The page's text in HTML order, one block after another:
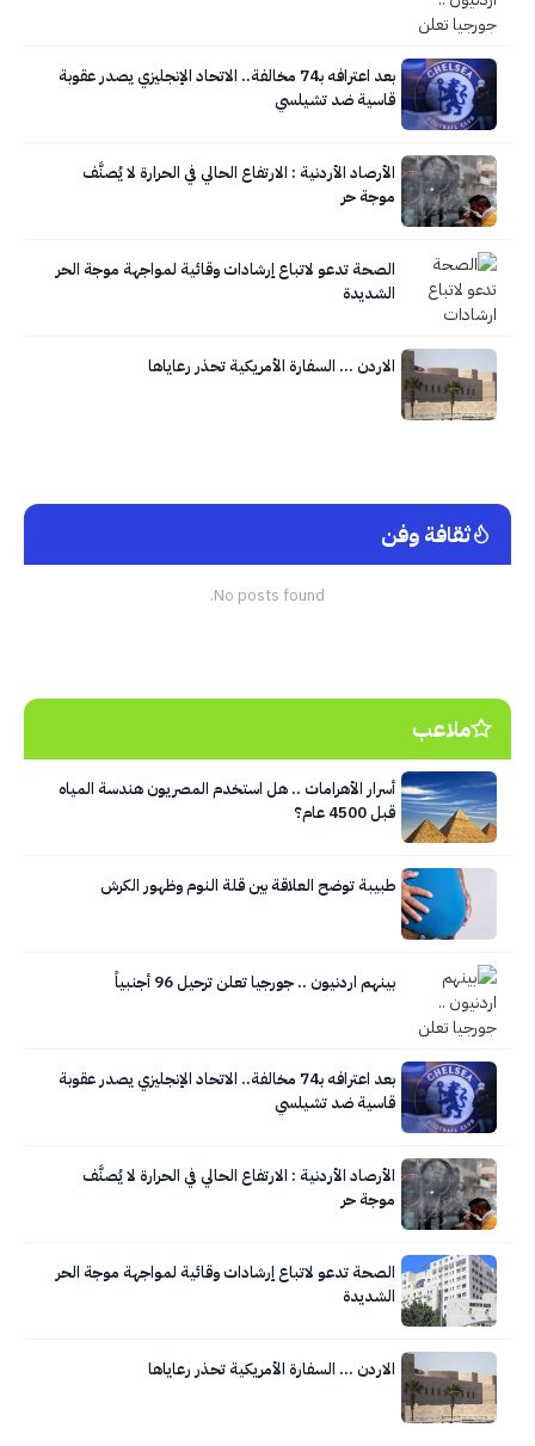
بعد اعترافه بـ74 مخالفة.. الاتحاد الإنجليزي يصدر عقوبة
قاسية ضد تشيلسي
الأرصاد الأردنية : الارتفاع الحالي في الحرارة لا يُصنَّف
موجة حر
الصحة تدعو لاتباع إرشادات وقائية لمواجهة موجة الحر
الشديدة
الاردن … السفارة الأمريكية تحذر رعاياها
ثقافة وفن
No posts found.
ملاعب
أسرار الأهرامات .. هل استخدم المصريون هندسة المياه
قبل 4500 عام؟
طبيبة توضح العلاقة بين قلة النوم وظهور الكرش
بينهم اردنيون .. جورجيا تعلن ترحيل 96 أجنبياً
بعد اعترافه بـ74 مخالفة.. الاتحاد الإنجليزي يصدر عقوبة
قاسية ضد تشيلسي
الأرصاد الأردنية : الارتفاع الحالي في الحرارة لا يُصنَّف
موجة حر
الصحة تدعو لاتباع إرشادات وقائية لمواجهة موجة الحر
الشديدة
الاردن … السفارة الأمريكية تحذر رعاياها